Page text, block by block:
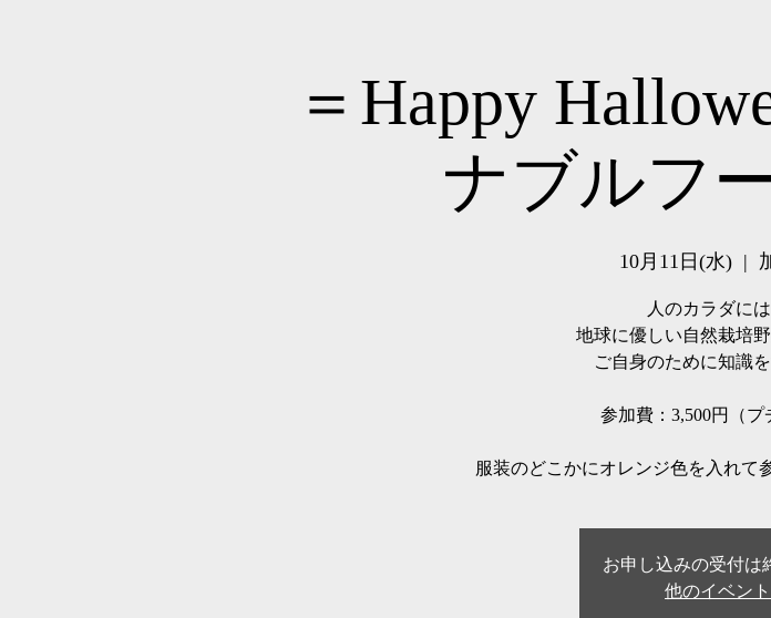
＝Happy
ナブルフ
10月11日(水)
  |
人のカラダに
地球に優しい自然栽培
ご自身のために知識
参加費：3,500円（プ
服装のどこかにオレンジ色を入れて
お申し込みの受付は
他のイベン